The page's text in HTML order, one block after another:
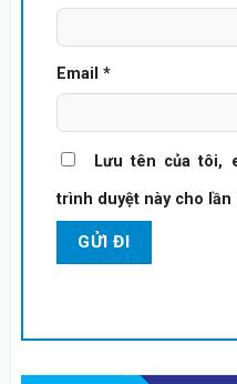
Email *
Lưu tên của tôi,
trình duyệt này cho